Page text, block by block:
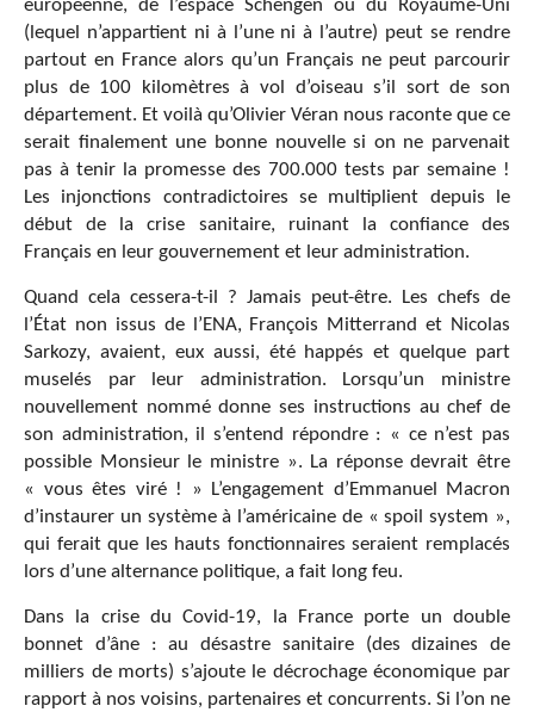
européenne, de l’espace Schengen ou du Royaume-Uni
(lequel n’appartient ni à l’une ni à l’autre) peut se rendre
partout en France alors qu’un Français ne peut parcourir
plus de 100 kilomètres à vol d’oiseau s’il sort de son
département. Et voilà qu’Olivier Véran nous raconte que ce
serait finalement une bonne nouvelle si on ne parvenait
pas à tenir la promesse des 700.000 tests par semaine !
Les injonctions contradictoires se multiplient depuis le
début de la crise sanitaire, ruinant la confiance des
Français en leur gouvernement et leur administration.
Quand cela cessera-t-il ? Jamais peut-être. Les chefs de
l’État non issus de l’ENA, François Mitterrand et Nicolas
Sarkozy, avaient, eux aussi, été happés et quelque part
muselés par leur administration. Lorsqu’un ministre
nouvellement nommé donne ses instructions au chef de
son administration, il s’entend répondre : « ce n’est pas
possible Monsieur le ministre ». La réponse devrait être
« vous êtes viré ! » L’engagement d’Emmanuel Macron
d’instaurer un système à l’américaine de « spoil system »,
qui ferait que les hauts fonctionnaires seraient remplacés
lors d’une alternance politique, a fait long feu.
Dans la crise du Covid-19, la France porte un double
bonnet d’âne : au désastre sanitaire (des dizaines de
milliers de morts) s’ajoute le décrochage économique par
rapport à nos voisins, partenaires et concurrents. Si l’on ne